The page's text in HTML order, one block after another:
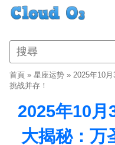
首頁 » 星座运势 » 2025年10
挑战并存！
2025年10月
大揭秘：万